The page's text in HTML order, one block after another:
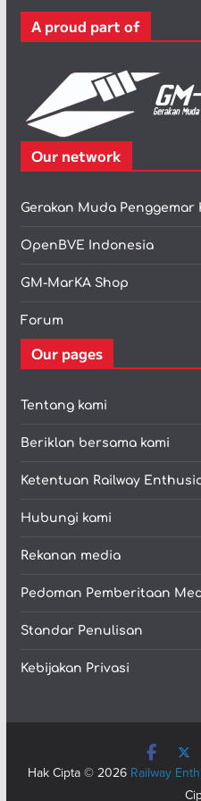
r
A proud part of
Our network
Gerakan Muda Penggemar
OpenBVE Indonesia
GM-MarKA Shop
Forum
Our pages
Tentang kami
Beriklan bersama kami
Ketentuan Railway
Hubungi kami
Rekanan media
Pedoman Pemberitaan
Standar Penulisan
Kebijakan Privasi
Hak Cipta © 2026 Railway